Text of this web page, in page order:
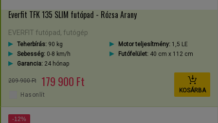
Everfit TFK 135 SLIM futópad - Rózsa Arany
EVERFIT futópad, futógép
Teherbírás: 90 kg Motor teljesítmény:1,5 LE
Sebesség: 0-8 km/h Futófelület:40 cm x 112 cm
Garancia: 24 hónap
209 900 Ft 179 900 Ft
KOSÁRBA
Hasonlít
-12%